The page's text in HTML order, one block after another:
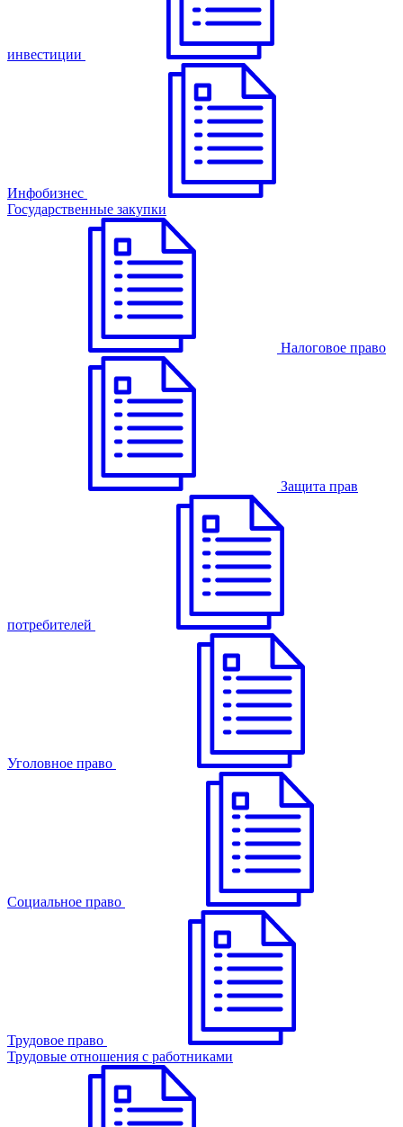
инвестиции
Инфобизнес
Государственные закупки
Налоговое право
Защита прав
потребителей
Уголовное право
Cоциальное право
Трудовое право
Трудовые отношения с работниками